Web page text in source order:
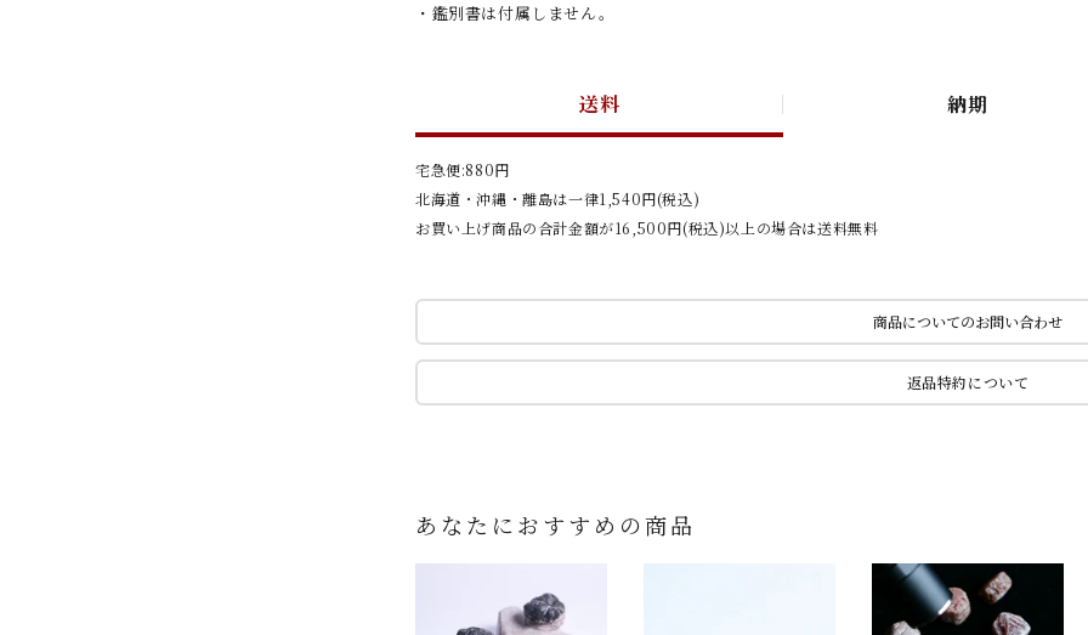
・鑑別書は付属しません。
送料 納期
宅急便:880円
北海道・沖縄・離島は一律1,540円(税込)
お買い上げ商品の合計金額が16,500円(税込)以上の場合は送料無料
商品についてのお問い合わせ
返品特約について
あなたにおすすめの商品